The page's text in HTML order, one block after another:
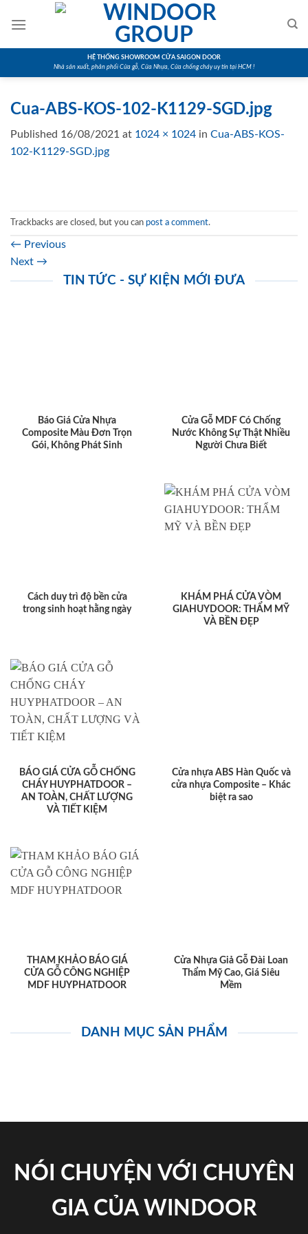
HỆ THỐNG SHOWROOM CỬA SAIGON DOOR
Nhà sản xuất, phân phối Cửa gỗ, Cửa Nhựa, Cửa chống cháy uy tín tại HCM !
Cua-ABS-KOS-102-K1129-SGD.jpg
Published 16/08/2021 at 1024 × 1024 in Cua-ABS-KOS-
102-K1129-SGD.jpg
Trackbacks are closed, but you can post a comment.
← Previous
Next →
TIN TỨC - SỰ KIỆN MỚI ĐƯA
Báo Giá Cửa Nhựa
Composite Màu Đơn Trọn
Gói, Không Phát Sinh
Cửa Gỗ MDF Có Chống
Nước Không Sự Thật Nhiều
Người Chưa Biết
Cách duy trì độ bền cửa
trong sinh hoạt hằng ngày
KHÁM PHÁ CỬA VÒM
GIAHUYDOOR: THẨM MỸ
VÀ BỀN ĐẸP
BÁO GIÁ CỬA GỖ CHỐNG
CHÁY HUYPHATDOOR –
AN TOÀN, CHẤT LƯỢNG
VÀ TIẾT KIỆM
Cửa nhựa ABS Hàn Quốc và
cửa nhựa Composite – Khác
biệt ra sao
THAM KHẢO BÁO GIÁ
CỬA GỖ CÔNG NGHIỆP
MDF HUYPHATDOOR
Cửa Nhựa Giả Gỗ Đài Loan
Thẩm Mỹ Cao, Giá Siêu
Mềm
DANH MỤC SẢN PHẨM
NÓI CHUYỆN VỚI CHUYÊN
GIA CỦA WINDOOR